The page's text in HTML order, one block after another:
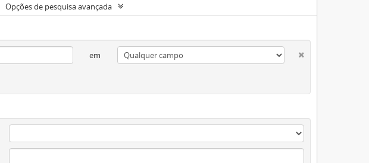
Opções de pesquisa avançada
em